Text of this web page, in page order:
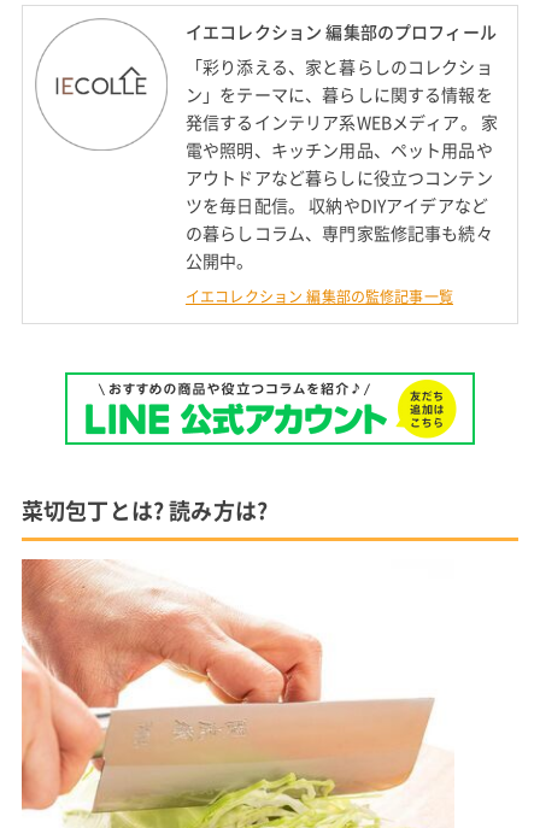
イエコレクション 編集部のプロフィール
「彩り添える、家と暮らしのコレクショ
ン」をテーマに、暮らしに関する情報を
発信するインテリア系WEBメディア。 家
電や照明、キッチン用品、ペット用品や
アウトドアなど暮らしに役立つコンテン
ツを毎日配信。 収納やDIYアイデアなど
の暮らしコラム、専門家監修記事も続々
公開中。
イエコレクション 編集部の監修記事一覧
菜切包丁とは? 読み方は?